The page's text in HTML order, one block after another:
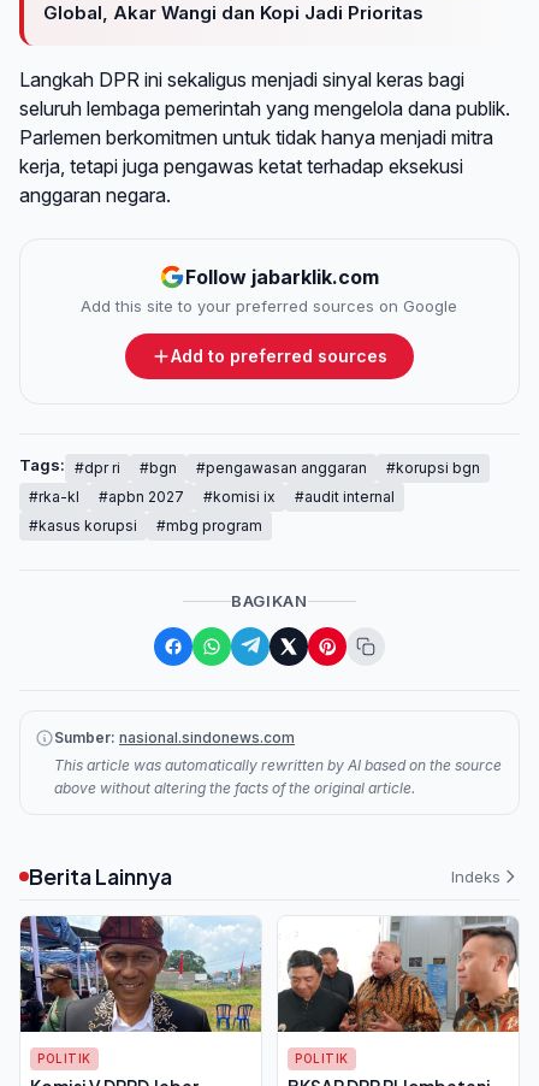
Global, Akar Wangi dan Kopi Jadi Prioritas
Langkah DPR ini sekaligus menjadi sinyal keras bagi
seluruh lembaga pemerintah yang mengelola dana publik.
Parlemen berkomitmen untuk tidak hanya menjadi mitra
kerja, tetapi juga pengawas ketat terhadap eksekusi
anggaran negara.
Follow jabarklik.com
Add this site to your preferred sources on Google
Add to preferred sources
Tags: #dpr ri #bgn #pengawasan anggaran
#korupsi bgn
#rka-kl
#apbn 2027 #komisi ix
#audit internal
#kasus korupsi
#mbg program
BAGIKAN
Sumber: nasional.sindonews.com
This article was automatically rewritten by AI based on the source
above without altering the facts of the original article.
Berita Lainnya Indeks
POLITIK POLITIK